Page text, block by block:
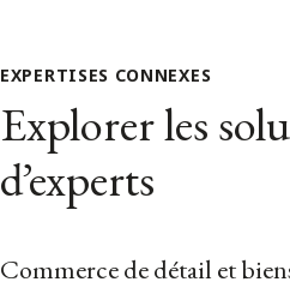
EXPERTISES CONNEXES
Explorer les
d’experts
Commerce de détail et